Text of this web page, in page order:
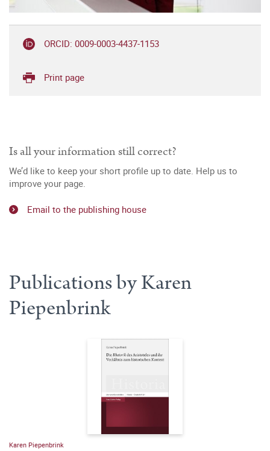
ORCID: 0009-0003-4437-1153
Print page
Is all your information still correct?
We’d like to keep your short profile up to date. Help us to
improve your page.
Email to the publishing house
Publications by Karen
Piepenbrink
Karen Piepenbrink